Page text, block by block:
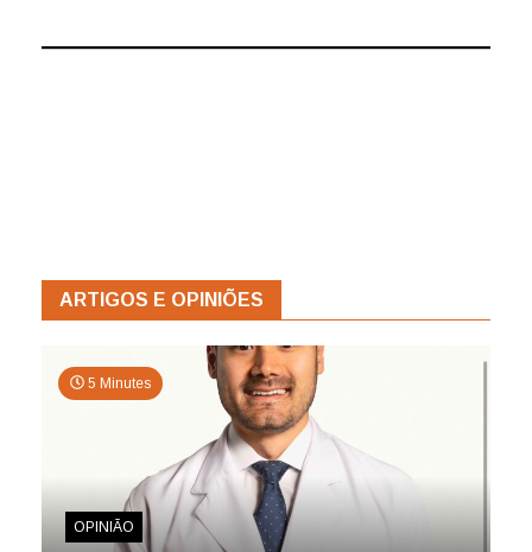
ARTIGOS E OPINIÕES
5 Minutes
OPINIÃO